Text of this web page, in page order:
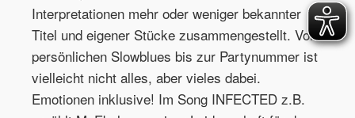
Interpretationen mehr oder weniger bekannter
Titel und eigener Stücke zusammengestellt. Vom
persönlichen Slowblues bis zur Partynummer ist
vielleicht nicht alles, aber vieles dabei.
Emotionen inklusive! Im Song INFECTED z.B.